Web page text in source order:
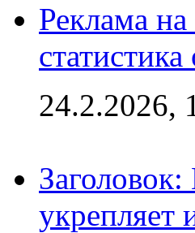
Реклама
статистика
24.2.2026,